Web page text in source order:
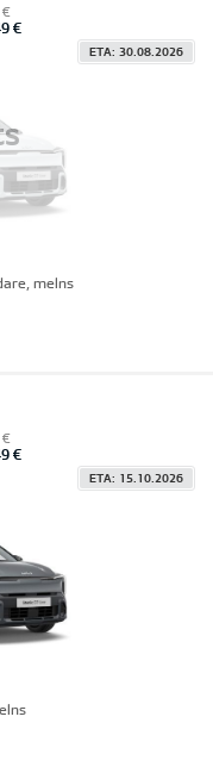
€
ETA: 30.08.2026
melns
€
ETA: 15.10.2026